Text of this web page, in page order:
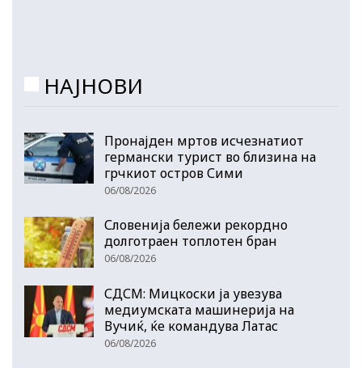
НАЈНОВИ
Пронајден мртов исчезнатиот
германски турист во близина на
грчкиот остров Сими
06/08/2026
Словенија бележи рекордно
долготраен топлотен бран
06/08/2026
СДСМ: Мицкоски ја увезува
медиумската машинерија на
Вучиќ, ќе командува Латас
06/08/2026